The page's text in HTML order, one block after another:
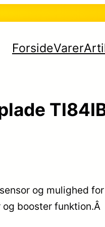
ForsideVarer
og mulighed
og booster